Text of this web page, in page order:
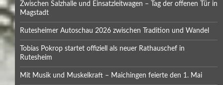
Zwischen Salzhalle und Einsatzleitwagen – Tag der offenen Tür in
Magstadt
Rutesheimer Autoschau 2026 zwischen Tradition und Wandel
Tobias Pokrop startet offiziell als neuer Rathauschef in
Rutesheim
Mit Musik und Muskelkraft – Maichingen feierte den 1. Mai